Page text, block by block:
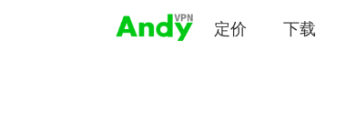
定价 下载